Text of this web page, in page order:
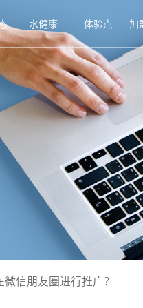
水健康 体验点 加
信朋友圈进行推广？